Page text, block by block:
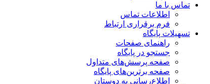
تماس با ما
اطلاعات تماس
فرم برقراری ارتباط
تسهیلات پایگاه
راهنمای صفحات
جستجو در پایگاه
صفحه پرسش‌های متداول
صفحه برترین‌های پایگاه
اطلاع‌رسانی به دوستان